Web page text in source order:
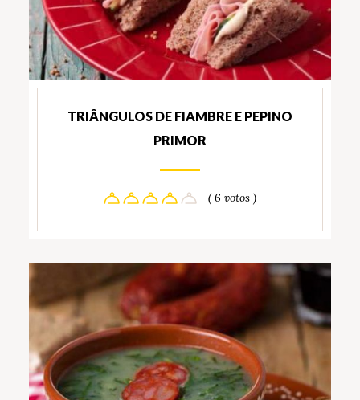
TRIÂNGULOS DE FIAMBRE E PEPINO
PRIMOR
( 6 votos )